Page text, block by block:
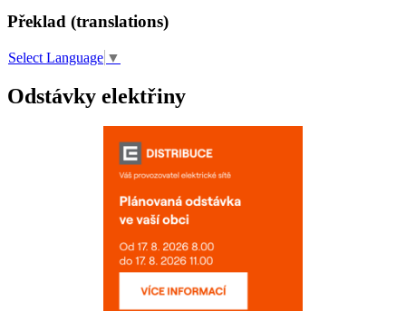
Překlad (translations)
Select Language ▼
Odstávky elektřiny